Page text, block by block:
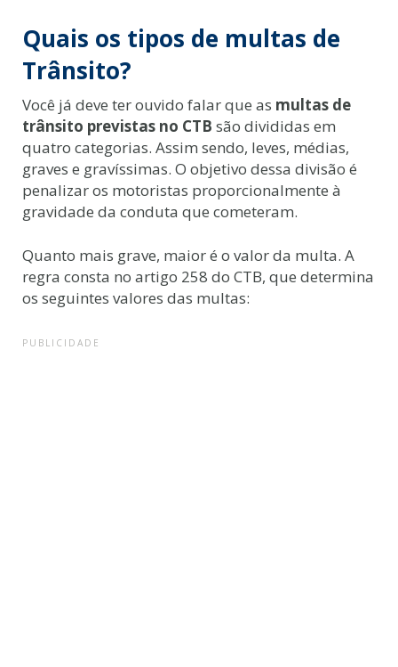
Quais os tipos de multas de
Trânsito?
Você já deve ter ouvido falar que as multas de
trânsito previstas no CTB são divididas em
quatro categorias. Assim sendo, leves, médias,
graves e gravíssimas. O objetivo dessa divisão é
penalizar os motoristas proporcionalmente à
gravidade da conduta que cometeram.
Quanto mais grave, maior é o valor da multa. A
regra consta no artigo 258 do CTB, que determina
os seguintes valores das multas:
PUBLICIDADE